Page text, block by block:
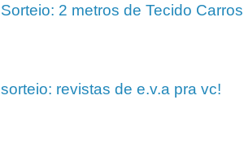
Sorteio: 2 metros de Tecido Carros
sorteio: revistas de e.v.a pra vc!